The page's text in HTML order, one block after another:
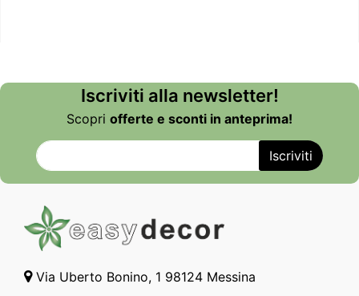
Iscriviti alla newsletter!
Scopri offerte e sconti in anteprima!
Via Uberto Bonino, 1 98124 Messina